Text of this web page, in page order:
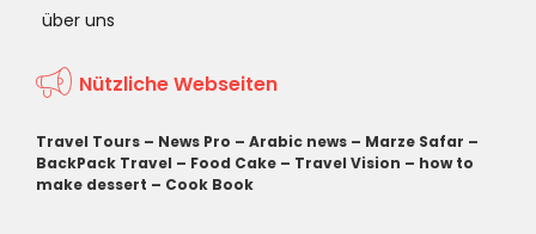
über uns
Nützliche Webseiten
Travel Tours – News Pro – Arabic news – Marze Safar –
BackPack Travel – Food Cake – Travel Vision – how to
make dessert – Cook Book